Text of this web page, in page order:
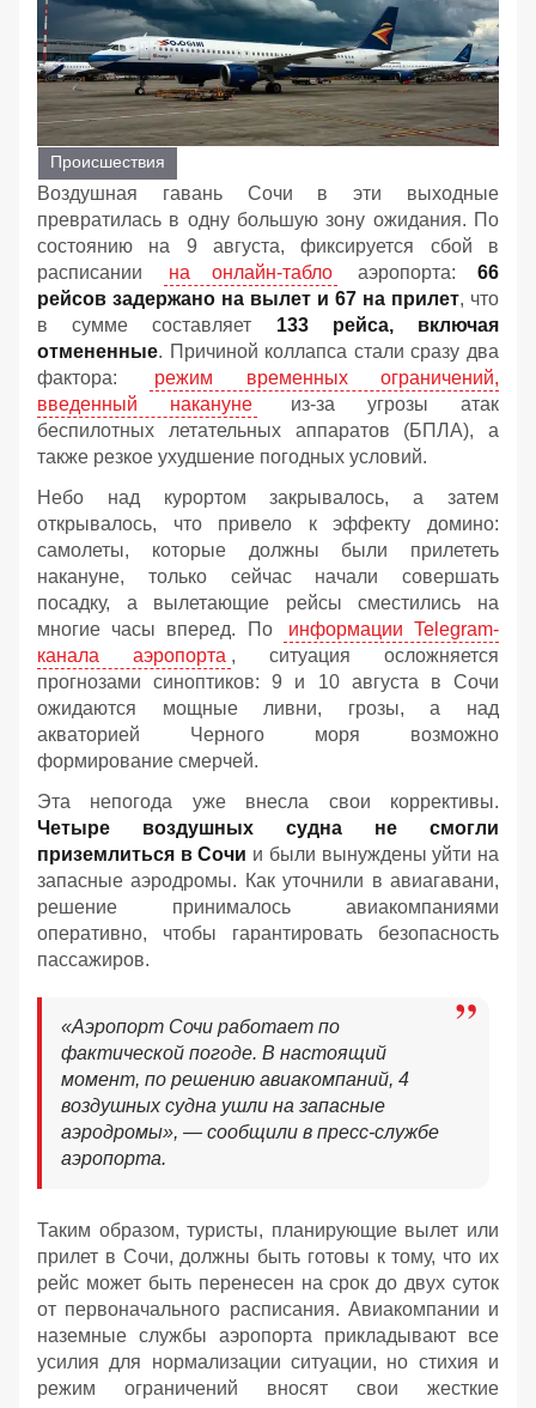
Происшествия
Воздушная гавань Сочи в эти выходные
превратилась в одну большую зону ожидания. По
состоянию на 9 августа, фиксируется сбой в
расписании
на онлайн-табло аэропорта: 66
рейсов задержано на вылет и 67 на прилет, что
в сумме составляет 133 рейса, включая
отмененные. Причиной коллапса стали сразу два
фактора:
режим временных ограничений,
введенный накануне
из-за угрозы атак
беспилотных летательных аппаратов (БПЛА), а
также резкое ухудшение погодных условий.
Небо над курортом закрывалось, а затем
открывалось, что привело к эффекту домино:
самолеты, которые должны были прилететь
накануне, только сейчас начали совершать
посадку, а вылетающие рейсы сместились на
многие часы вперед. По
информации Telegram-
канала аэропорта , ситуация осложняется
прогнозами синоптиков: 9 и 10 августа в Сочи
ожидаются мощные ливни, грозы, а над
акваторией Черного моря возможно
формирование смерчей.
Эта непогода уже внесла свои коррективы.
Четыре воздушных судна не смогли
приземлиться в Сочи и были вынуждены уйти на
запасные аэродромы. Как уточнили в авиагавани,
решение принималось авиакомпаниями
оперативно, чтобы гарантировать безопасность
пассажиров.
«Аэропорт Сочи работает по
фактической погоде. В настоящий
момент, по решению авиакомпаний, 4
воздушных судна ушли на запасные
аэродромы», — сообщили в пресс-службе
аэропорта.
Таким образом, туристы, планирующие вылет или
прилет в Сочи, должны быть готовы к тому, что их
рейс может быть перенесен на срок до двух суток
от первоначального расписания. Авиакомпании и
наземные службы аэропорта прикладывают все
усилия для нормализации ситуации, но стихия и
режим ограничений вносят свои жесткие